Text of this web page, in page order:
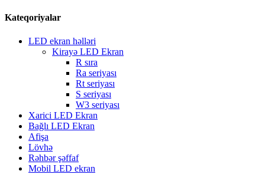
Kateqoriyalar
LED ekran həlləri
Kirayə LED Ekran
R sıra
Ra seriyası
Rt seriyası
S seriyası
W3 seriyası
Xarici LED Ekran
Bağlı LED Ekran
Afişa
Lövhə
Rəhbər şəffaf
Mobil LED ekran